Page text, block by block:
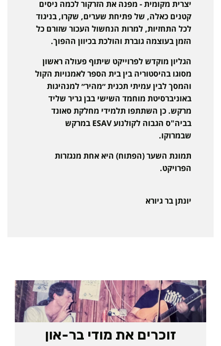
יצרית מקומית - מפנה את הזרקור לכמה ניסים
קטנים כאלה, של פתיחת שערים, שקרו, בניגוד
לכל התחזיות, למרות הנחשול העכור שזורם כל
הזמן בעוצמה גוברת והולכת בכיוון ההפוך.
הגליון מוקדש לפרוייקט שיתוף פעולה ראשון
מסוגו בהיסטוריה בין בית הספר לאמנויות הקול
והמסך לבין עמיתי תכנית ״מהיר״ למנהיגות
באוניברסיטת מוחמד השישי בבן גריר שליד
מרקש. כן השתתפו תלמידי מחלקת סאונד
בביה"ס הגבוה לקולנוע ESAV במרקש
שבמרוקו.
תמונת השער (הפתוח) היא אחת מנגזרות
הפרויקט.
יונתן בר גיורא
זוכרים את מודי בר-און